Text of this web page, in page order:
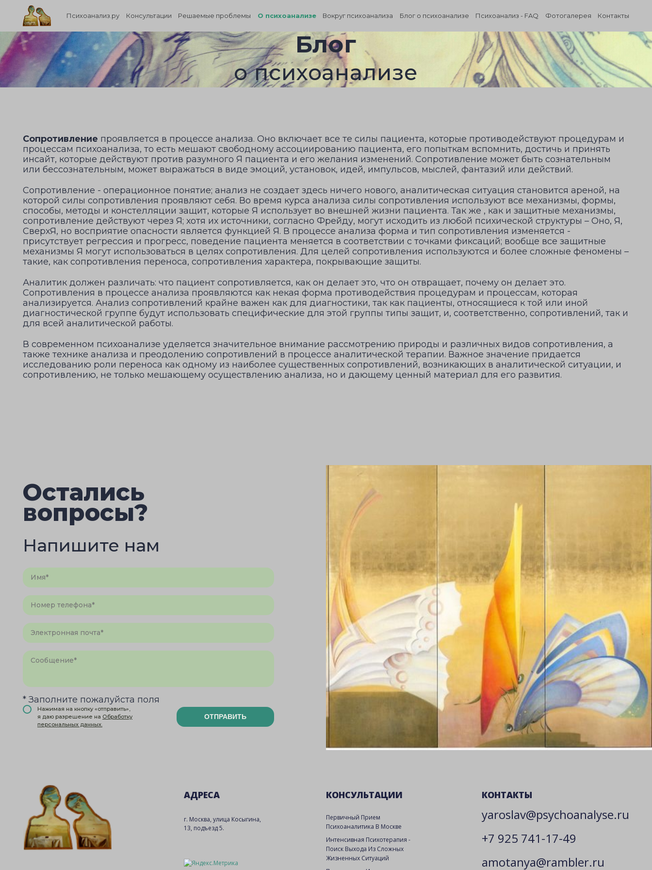
Психоанализ.ру Консультации Решаемые проблемы О психоанализе Вокруг психоанализа Блог о психоанализе Психоанализ - FAQ Фотогалерея Контакты
Блог
о психоанализе
Сопротивление проявляется в процессе анализа. Оно включает все те силы пациента, которые противодействуют процедурам и
процессам психоанализа, то есть мешают свободному ассоциированию пациента, его попыткам вспомнить, достичь и принять
инсайт, которые действуют против разумного Я пациента и его желания изменений. Сопротивление может быть сознательным
или бессознательным, может выражаться в виде эмоций, установок, идей, импульсов, мыслей, фантазий или действий.
Сопротивление - операционное понятие; анализ не создает здесь ничего нового, аналитическая ситуация становится ареной, на
которой силы сопротивления проявляют себя. Во время курса анализа силы сопротивления используют все механизмы, формы,
способы, методы и констелляции защит, которые Я использует во внешней жизни пациента. Так же , как и защитные механизмы,
сопротивление действуют через Я; хотя их источники, согласно Фрейду, могут исходить из любой психической структуры – Оно, Я,
СверхЯ, но восприятие опасности является функцией Я. В процессе анализа форма и тип сопротивления изменяется -
присутствует регрессия и прогресс, поведение пациента меняется в соответствии с точками фиксаций; вообще все защитные
механизмы Я могут использоваться в целях сопротивления. Для целей сопротивления используются и более сложные феномены –
такие, как сопротивления переноса, сопротивления характера, покрывающие защиты.
Аналитик должен различать: что пациент сопротивляется, как он делает это, что он отвращает, почему он делает это.
Сопротивления в процессе анализа проявляются как некая форма противодействия процедурам и процессам, которая
анализируется. Анализ сопротивлений крайне важен как для диагностики, так как пациенты, относящиеся к той или иной
диагностической группе будут использовать специфические для этой группы типы защит, и, соответственно, сопротивлений, так и
для всей аналитической работы.
В современном психоанализе уделяется значительное внимание рассмотрению природы и различных видов сопротивления, а
также технике анализа и преодолению сопротивлений в процессе аналитической терапии. Важное значение придается
исследованию роли переноса как одному из наиболее существенных сопротивлений, возникающих в аналитической ситуации, и
сопротивлению, не только мешающему осуществлению анализа, но и дающему ценный материал для его развития.
Остались
вопросы?
Напишите нам
* Заполните пожалуйста поля
Нажимая на кнопку «отправить»,
я даю разрешение на Обработку
персональных данных.
ОТПРАВИТЬ
АДРЕСА
г. Москва, улица Косыгина,
13, подъезд 5.
КОНСУЛЬТАЦИИ
Первичный Прием
Психоаналитика В Москве
Интенсивная Психотерапия -
Поиск Выхода Из Сложных
Жизненных Ситуаций
КОНТАКТЫ
yaroslav@psychoanalyse.ru
+7 925 741-17-49
amotanya@rambler.ru